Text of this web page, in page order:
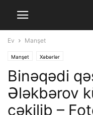
Ev Manşet
Manşet Xəbərlər
Binəqədi
Ələkbərov
çəkilib –